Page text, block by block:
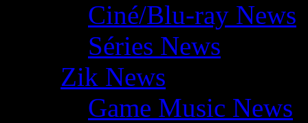
Ciné/Blu-ray News
Séries News
Zik News
Game Music News